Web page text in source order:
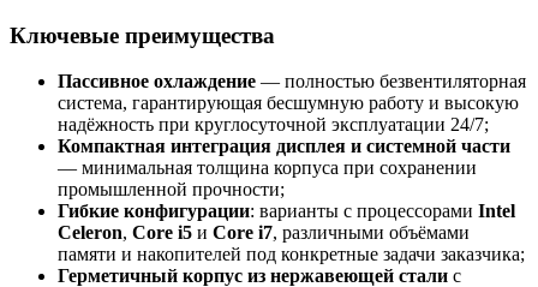
Ключевые преимущества
Пассивное охлаждение — полностью безвентиляторная
система, гарантирующая бесшумную работу и высокую
надёжность при круглосуточной эксплуатации 24/7;
Компактная интеграция дисплея и системной части
— минимальная толщина корпуса при сохранении
промышленной прочности;
Гибкие конфигурации: варианты с процессорами Intel
Celeron, Core i5 и Core i7, различными объёмами
памяти и накопителей под конкретные задачи заказчика;
Герметичный корпус из нержавеющей стали с